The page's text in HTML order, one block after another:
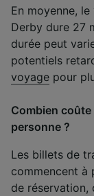
En moyenne,
Derby dure 27
durée peut
potentiels
voyage pour
Combien
personne ?
Les billets de
commencent
de réservation,